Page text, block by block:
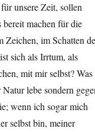
unsere Zeit, sollen
machen für die
Zeichen, im Schatten
sich als Irrtum, als
mit mir selbst? Was
lebe sondern
wenn ich sogar mich
selbst bin, meiner